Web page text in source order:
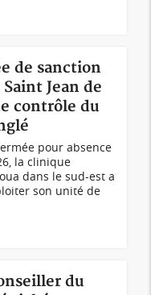
de sanction
Jean de
contrôle du
pour absence
la clinique
dans le sud-est a
son unité de
du